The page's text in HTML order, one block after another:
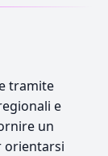
tramite
e
un
orientarsi